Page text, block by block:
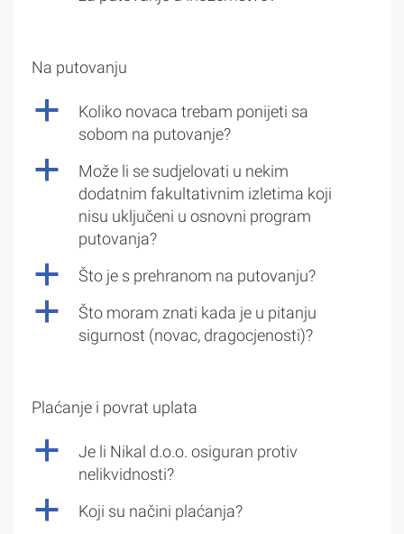
Na putovanju
a
Koliko novaca trebam ponijeti sa
sobom na putovanje?
a
Može li se sudjelovati u nekim
dodatnim fakultativnim izletima koji
nisu uključeni u osnovni program
putovanja?
a Što je s prehranom na putovanju?
a
Što moram znati kada je u pitanju
sigurnost (novac, dragocjenosti)?
Plaćanje i povrat uplata
a
Je li Nikal d.o.o. osiguran protiv
nelikvidnosti?
a Koji su načini plaćanja?